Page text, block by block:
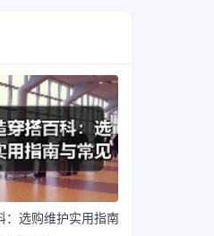
：选购维护实用指南与常见问题解析